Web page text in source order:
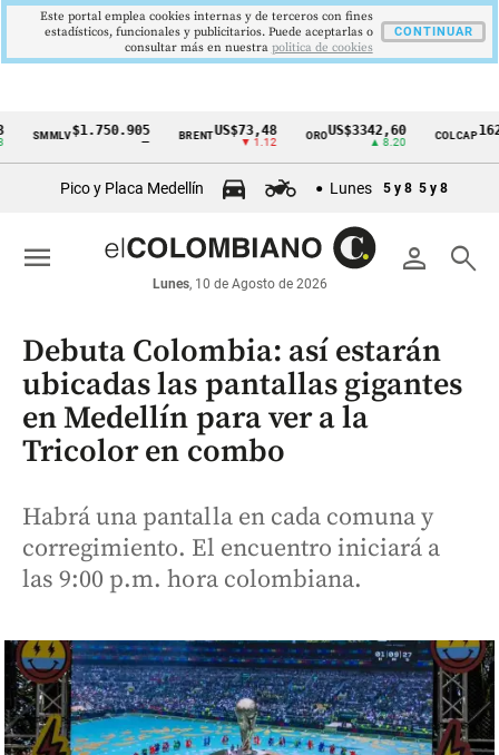
Cintillo
económicos
Colombia
$1.750.905 BRENT US$73,48
▼ 1.12
ORO US$3342,60 COLCAP
Pico y Placa Medellín Lunes 5 y 8 5 y 8
person search
Lunes, 10 de Agosto de 2026
menu
Debuta Colombia: así estarán
ubicadas las pantallas gigantes
en Medellín para ver a la
Tricolor en combo
Habrá una pantalla en cada comuna y
corregimiento. El encuentro iniciará a
las 9:00 p.m. hora colombiana.
Este portal emplea cookies internas y de terceros con fines
estadísticos, funcionales y publicitarios. Puede aceptarlas o
consultar más en nuestra politica de cookies
CONTINUAR